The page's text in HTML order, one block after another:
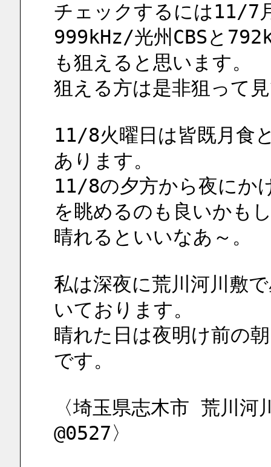
チェックするには11/7
999kHz/光州CBSと
も狙えると思います。
狙える方は是非狙って
11/8火曜日は皆既月食
あります。
11/8の夕方から夜にか
を眺めるのも良いかも
晴れるといいなあ～。
私は深夜に荒川河川敷
いております。
晴れた日は夜明け前の
です。
〈埼玉県志木市 荒川
@0527〉